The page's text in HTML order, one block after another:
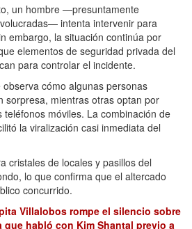
un hombre —presuntamente
intenta intervenir para
embargo, la situación continúa por
elementos de seguridad privada del
para controlar el incidente.
cómo algunas personas
sorpresa, mientras otras optan por
móviles. La combinación de
la viralización casi inmediata del
cristales de locales y pasillos del
lo que confirma que el altercado
concurrido.
Villalobos rompe el silencio sobre
habló con Kim Shantal previo a